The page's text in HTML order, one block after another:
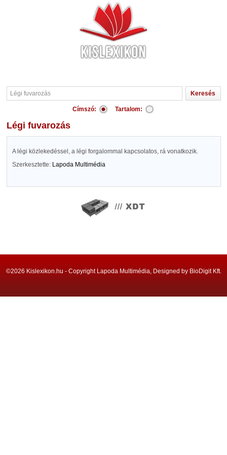
Címszó: Tartalom:
Légi fuvarozás
A légi közlekedéssel, a légi forgalommal kapcsolatos, rá vonatkozik.
Szerkesztette: Lapoda Multimédia
©2026 Kislexikon.hu - Copyright Lapoda Multimédia, Designed by BioDigit Kft.